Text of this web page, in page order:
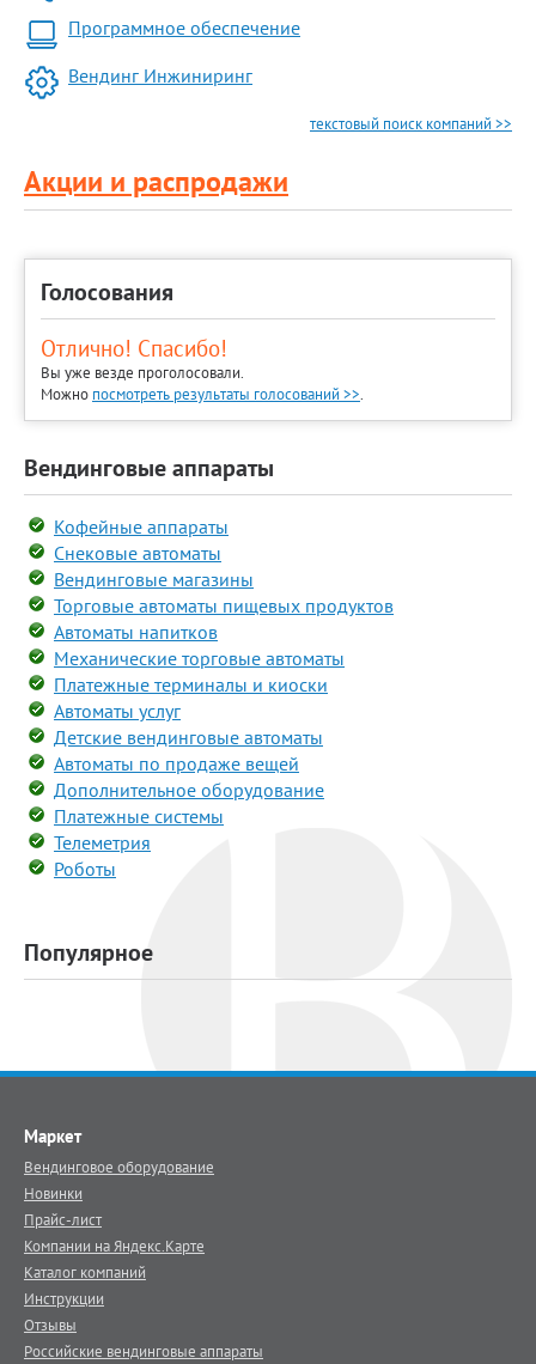
Программное обеспечение
Вендинг Инжиниринг
текстовый поиск компаний >>
Акции и распродажи
Голосования
Отлично! Спасибо!
Вы уже везде проголосовали.
Можно посмотреть результаты голосований >>.
Вендинговые аппараты
Кофейные аппараты
Снековые автоматы
Вендинговые магазины
Торговые автоматы пищевых продуктов
Автоматы напитков
Механические торговые автоматы
Платежные терминалы и киоски
Автоматы услуг
Детские вендинговые автоматы
Автоматы по продаже вещей
Дополнительное оборудование
Платежные системы
Телеметрия
Роботы
Популярное
Маркет
Вендинговое оборудование
Новинки
Прайс-лист
Компании на Яндекс.Карте
Каталог компаний
Инструкции
Отзывы
Российские вендинговые аппараты